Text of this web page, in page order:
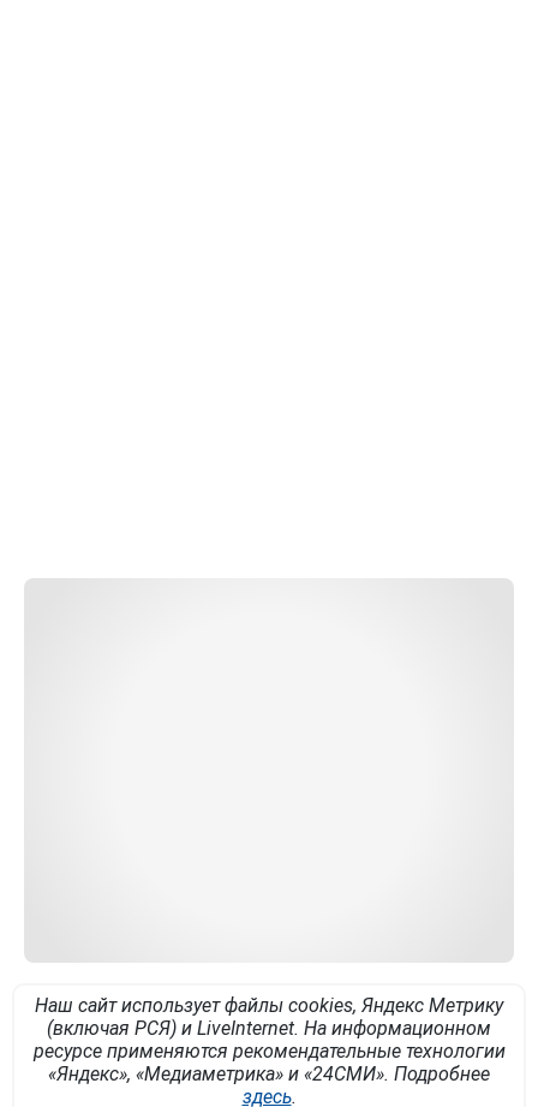
Наш сайт использует файлы cookies, Яндекс Метрику
(включая РСЯ) и LiveInternet. На информационном
ресурсе применяются рекомендательные технологии
«Яндекс», «Медиаметрика» и «24СМИ». Подробнее
здесь.